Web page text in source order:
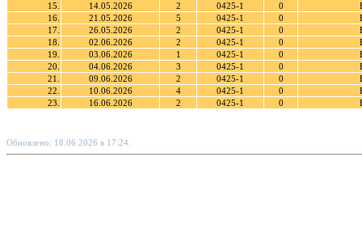
15.
14.05.2026 2 0425-1 0
16.
21.05.2026 5 0425-1 0
17.
26.05.2026 2 0425-1 0
18.
02.06.2026 2 0425-1 0
19.
03.06.2026 1 0425-1 0
20.
04.06.2026 3 0425-1 0
21.
09.06.2026 2 0425-1 0
22.
10.06.2026 4 0425-1 0
23.
16.06.2026 2 0425-1 0
Обновлено: 18.06.2026 в 17:24.